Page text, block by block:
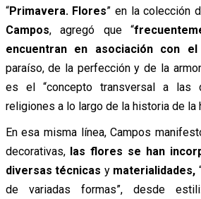
“Primavera. Flores” en la colección
Campos, agregó que “
encuentran en asociación con el
paraíso, de la perfección y de la
es el “concepto transversal a las
religiones a lo largo de la historia de la
En esa misma línea, Campos
decorativas, las flores se han
diversas técnicas y materialidades,
de variadas formas”, desde